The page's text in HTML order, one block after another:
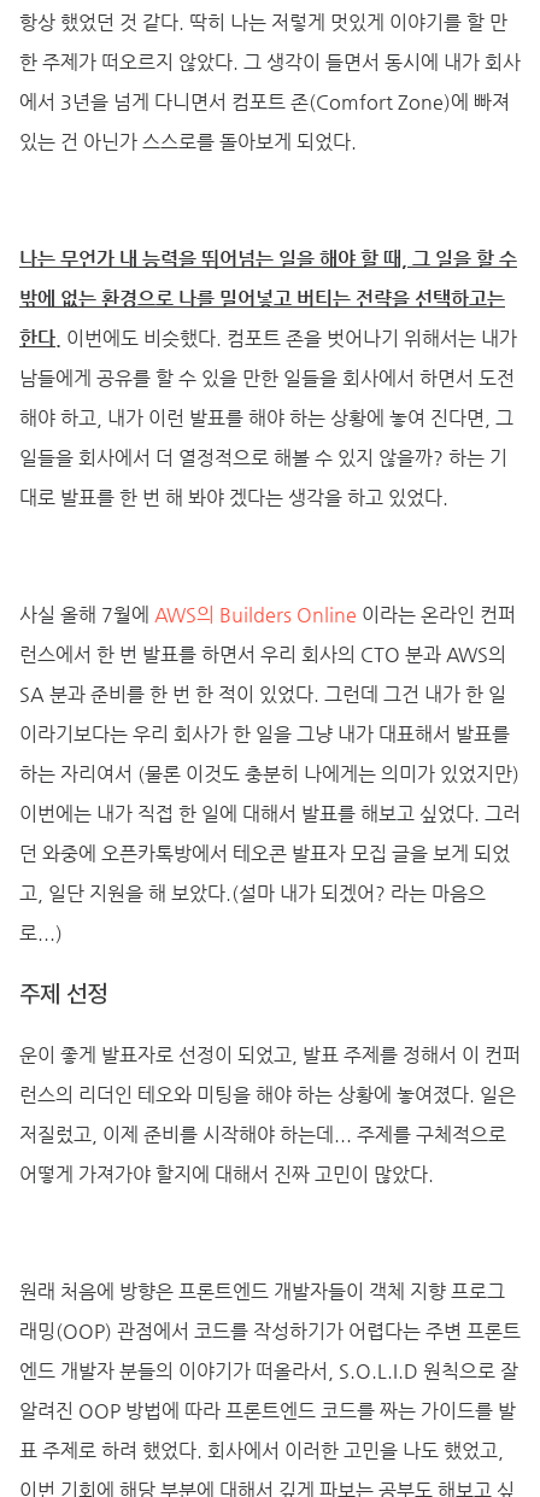
항상 했었던 것 같다. 딱히 나는 저렇게 멋있게 이야기를 할 만
한 주제가 떠오르지 않았다. 그 생각이 들면서 동시에 내가 회사
에서 3년을 넘게 다니면서 컴포트 존(Comfort Zone)에 빠져
있는 건 아닌가 스스로를 돌아보게 되었다.
나는 무언가 내 능력을 뛰어넘는 일을 해야 할 때, 그 일을 할 수
밖에 없는 환경으로 나를 밀어넣고 버티는 전략을 선택하고는
한다. 이번에도 비슷했다. 컴포트 존을 벗어나기 위해서는 내가
남들에게 공유를 할 수 있을 만한 일들을 회사에서 하면서 도전
해야 하고, 내가 이런 발표를 해야 하는 상황에 놓여 진다면, 그
일들을 회사에서 더 열정적으로 해볼 수 있지 않을까? 하는 기
대로 발표를 한 번 해 봐야 겠다는 생각을 하고 있었다.
사실 올해 7월에 AWS의 Builders Online 이라는 온라인 컨퍼
런스에서 한 번 발표를 하면서 우리 회사의 CTO 분과 AWS의
SA 분과 준비를 한 번 한 적이 있었다. 그런데 그건 내가 한 일
이라기보다는 우리 회사가 한 일을 그냥 내가 대표해서 발표를
하는 자리여서 (물론 이것도 충분히 나에게는 의미가 있었지만)
이번에는 내가 직접 한 일에 대해서 발표를 해보고 싶었다. 그러
던 와중에 오픈카톡방에서 테오콘 발표자 모집 글을 보게 되었
고, 일단 지원을 해 보았다.(설마 내가 되겠어? 라는 마음으
로...)
주제 선정
운이 좋게 발표자로 선정이 되었고, 발표 주제를 정해서 이 컨퍼
런스의 리더인 테오와 미팅을 해야 하는 상황에 놓여졌다. 일은
저질렀고, 이제 준비를 시작해야 하는데... 주제를 구체적으로
어떻게 가져가야 할지에 대해서 진짜 고민이 많았다.
원래 처음에 방향은 프론트엔드 개발자들이 객체 지향 프로그
래밍(OOP) 관점에서 코드를 작성하기가 어렵다는 주변 프론트
엔드 개발자 분들의 이야기가 떠올라서, S.O.L.I.D 원칙으로 잘
알려진 OOP 방법에 따라 프론트엔드 코드를 짜는 가이드를 발
표 주제로 하려 했었다. 회사에서 이러한 고민을 나도 했었고,
이번 기회에 해당 부분에 대해서 깊게 파보는 공부도 해보고 싶